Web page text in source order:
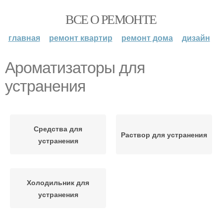
ВСЕ О РЕМОНТЕ
главная ремонт квартир ремонт дома дизайн
Ароматизаторы для
устранения
Средства для
устранения
Раствор для устранения
Холодильник для
устранения